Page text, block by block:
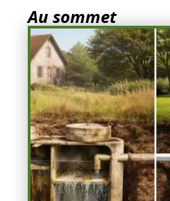
Au sommet